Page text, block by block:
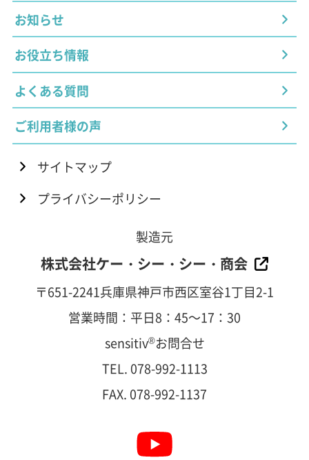
お知らせ
お役立ち情報
よくある質問
ご利用者様の声
サイトマップ
プライバシーポリシー
製造元
株式会社ケー・シー・シー・商会
〒651-2241兵庫県神戸市西区室谷1丁目2-1
営業時間：平日8：45～17：30
sensitiv®お問合せ
TEL. 078-992-1113
FAX. 078-992-1137